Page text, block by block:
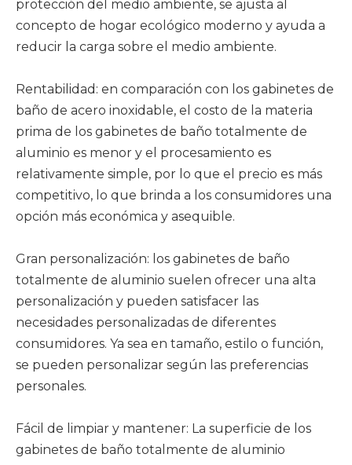
protección del medio ambiente, se ajusta al
concepto de hogar ecológico moderno y ayuda a
reducir la carga sobre el medio ambiente.
Rentabilidad: en comparación con los gabinetes de
baño de acero inoxidable, el costo de la materia
prima de los gabinetes de baño totalmente de
aluminio es menor y el procesamiento es
relativamente simple, por lo que el precio es más
competitivo, lo que brinda a los consumidores una
opción más económica y asequible.
Gran personalización: los gabinetes de baño
totalmente de aluminio suelen ofrecer una alta
personalización y pueden satisfacer las
necesidades personalizadas de diferentes
consumidores. Ya sea en tamaño, estilo o función,
se pueden personalizar según las preferencias
personales. ‌
Fácil de limpiar y mantener: La superficie de los
gabinetes de baño totalmente de aluminio